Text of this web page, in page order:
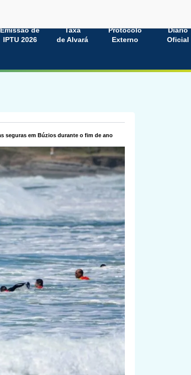
Emissão de
IPTU 2026
Taxa
de Alvará
Protocolo
Externo
Diário
Oficial
seguras em Búzios durante o fim de ano